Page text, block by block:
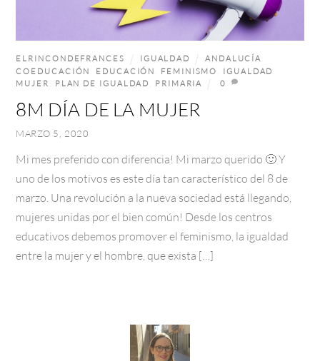
MARZO 5, 2020
8M DÍA DE LA MUJER
ELRINCONDEFRANCES IGUALDAD ANDALUCÍA
COEDUCACIÓN
EDUCACIÓN FEMINISMO IGUALDAD
MUJER
PLAN DE IGUALDAD PRIMARIA 0
Mi mes preferido con diferencia! Mi marzo querido 🙂 Y
uno de los motivos es este día tan característico del 8 de
marzo. Una revolución a la nueva sociedad está llegando,
mujeres unidas por el bien común! Desde los centros
educativos debemos promover el feminismo, la igualdad
entre la mujer y el hombre, que exista […]